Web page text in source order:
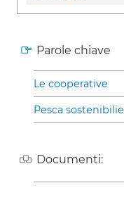
Parole chiave
Le cooperative
Pesca sostenibilie
Documenti: